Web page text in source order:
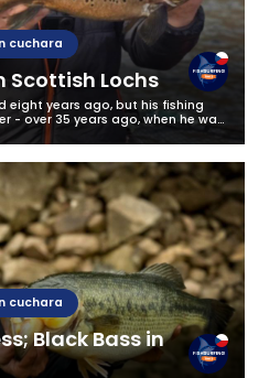
cuchara
Scottish Lochs
eight years ago, but his fishing
- over 35 years ago, when he was
the magic of the water for the
cuchara
Black Bass in